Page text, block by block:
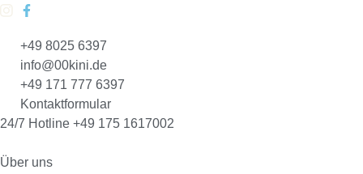
+49 8025 6397
info@00kini.de
+49 171 777 6397
Kontaktformular
24/7 Hotline +49 175 1617002
Über uns